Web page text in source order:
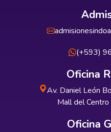
(+593)
Oficina
Av. Daniel León
Mall del
Oficina